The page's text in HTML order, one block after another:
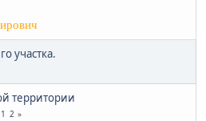
участка.
территории
1 2